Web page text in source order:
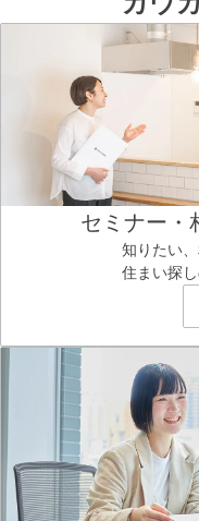
セミナー・
知りたい
住まい探